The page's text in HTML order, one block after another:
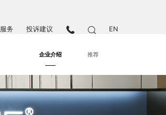
服务 投诉建议 EN
企业介绍 推荐